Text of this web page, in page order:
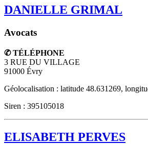
DANIELLE GRIMAL
Avocats
✆ TÉLÉPHONE
3 RUE DU VILLAGE
91000 Évry
Géolocalisation : latitude 48.631269,
Siren : 395105018
ELISABETH PERVES